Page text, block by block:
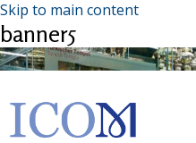
Skip to main content
banner5